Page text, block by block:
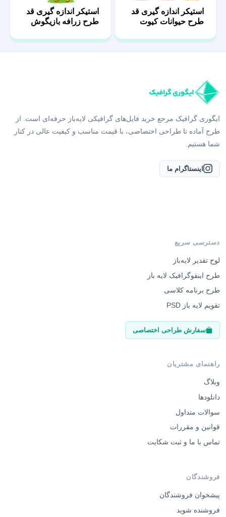
استیکر اندازه گیری قد
طرح حیوانات کیوت
استیکر اندازه گیری قد
طرح زرافه بازیگوش
ایگوری گرافیک مرجع خرید فایل‌های گرافیکی لایه‌باز حرفه‌ای است. از
طرح آماده تا طراحی اختصاصی، با قیمت مناسب و کیفیت عالی در کنار
شما هستیم.
اینستاگرام ما
دسترسی سریع
لوح تقدیر لایه‌باز
طرح اینفوگرافیک لایه باز
طرح برنامه کلاسی
تقویم لایه باز PSD
سفارش طراحی اختصاصی
راهنمای مشتریان
وبلاگ
دانلودها
سوالات متداول
قوانین و مقررات
تماس با ما و ثبت شکایت
فروشندگان
پیشخوان فروشندگان
فروشنده شوید